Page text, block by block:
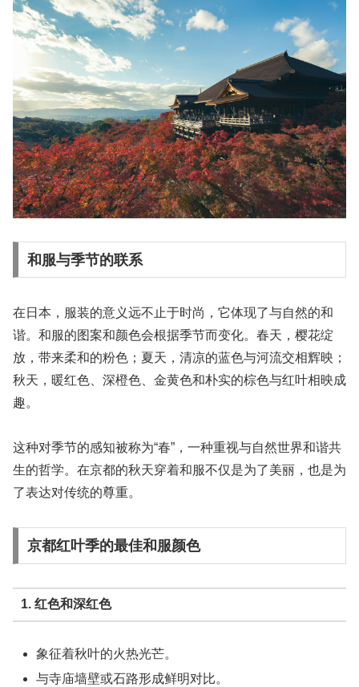
和服与季节的联系
在日本，服装的意义远不止于时尚，它体现了与自然的和
谐。和服的图案和颜色会根据季节而变化。春天，樱花绽
放，带来柔和的粉色；夏天，清凉的蓝色与河流交相辉映；
秋天，暖红色、深橙色、金黄色和朴实的棕色与红叶相映成
趣。
这种对季节的感知被称为“春”，一种重视与自然世界和谐共
生的哲学。在京都的秋天穿着和服不仅是为了美丽，也是为
了表达对传统的尊重。
京都红叶季的最佳和服颜色
1. 红色和深红色
象征着秋叶的火热光芒。
与寺庙墙壁或石路形成鲜明对比。